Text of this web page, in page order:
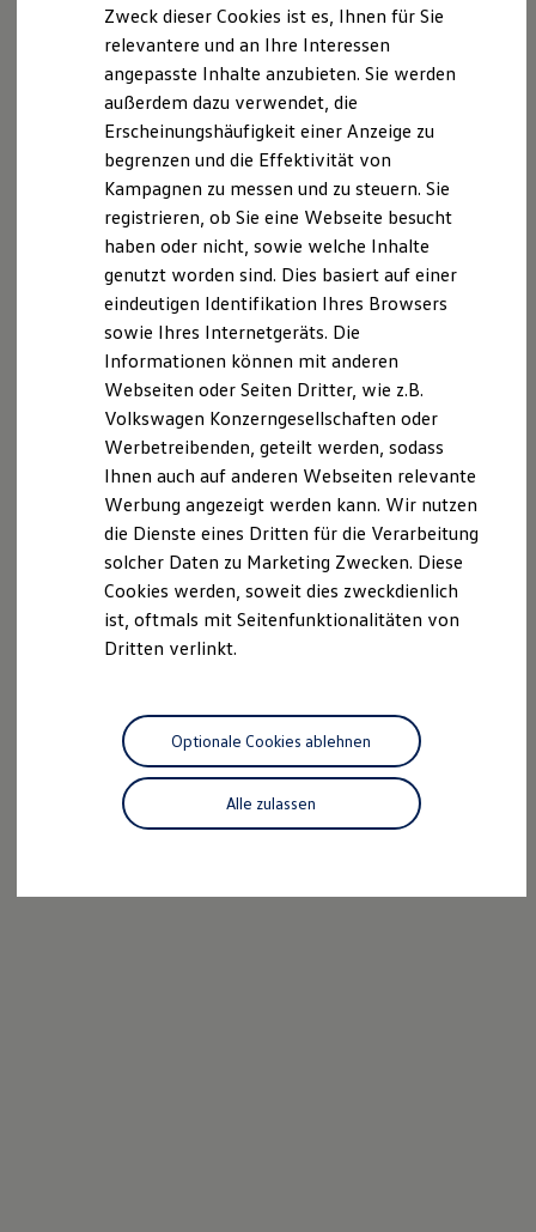
Kaufoptionen
E-Auto-Förderung
Software und Konnektivität
Die ID. Software 6
ID. Software Versionen und Updates
Digitale Extras
Schnittstellen zu Ihrem ID.
Hybridautos
Marke und Erlebnis
Volkswagen R und R Experience
R-Modelle
R Experience
Driving Experience
Volkswagen entdecken
Werkbesichtigung
Lifestyle Shop
T-Roc Kollektion
Golf Kollektion
ID. Kollektion
Volkswagen Kollektion
R-Kollektion
GTI Kollektion
Fußball Drop
we drive football
#wedriveproud
Besitzer und Service
Software Updates
Service und Ersatzteile
Motorenöl und Flüssigkeiten
Räder und Reifen
Pannen- und Unfallhilfe
Economy Service
Volkswagen Teile
Zubehör
alternativ die Teilnahme an
einem Verfahren vor einer branchenspezifischen Kfz-
Schiedsstelle an.
Die für uns zuständige Kfz-Schiedsstelle erreichen Sie
Schiedsstelle des Kraftfahrzeuggewerbes Limburg-
Weilburg
Schiede 32
65549 Limburg
Tel: 06431/91460
Fax: 06431/914617
info@kh-limburg.de
Internet:www.kh-limburg.de
Datenschutzerklärung
Zweck dieser Cookies ist es, Ihnen für Sie
relevantere und an Ihre Interessen
angepasste Inhalte anzubieten. Sie werden
außerdem dazu verwendet, die
Erscheinungshäufigkeit einer Anzeige zu
begrenzen und die Effektivität von
Kampagnen zu messen und zu steuern. Sie
registrieren, ob Sie eine Webseite besucht
haben oder nicht, sowie welche Inhalte
genutzt worden sind. Dies basiert auf einer
eindeutigen Identifikation Ihres Browsers
sowie Ihres Internetgeräts. Die
Informationen können mit anderen
Webseiten oder Seiten Dritter, wie z.B.
Volkswagen Konzerngesellschaften oder
Werbetreibenden, geteilt werden, sodass
Ihnen auch auf anderen Webseiten relevante
Werbung angezeigt werden kann. Wir nutzen
die Dienste eines Dritten für die Verarbeitung
solcher Daten zu Marketing Zwecken. Diese
Cookies werden, soweit dies zweckdienlich
ist, oftmals mit Seitenfunktionalitäten von
Dritten verlinkt.
Alle zulassen
Optionale Cookies ablehnen